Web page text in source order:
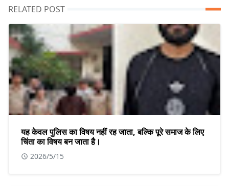
RELATED POST
यह केवल पुलिस का विषय नहीं रह जाता, बल्कि पूरे समाज के लिए
चिंता का विषय बन जाता है।
2026/5/15